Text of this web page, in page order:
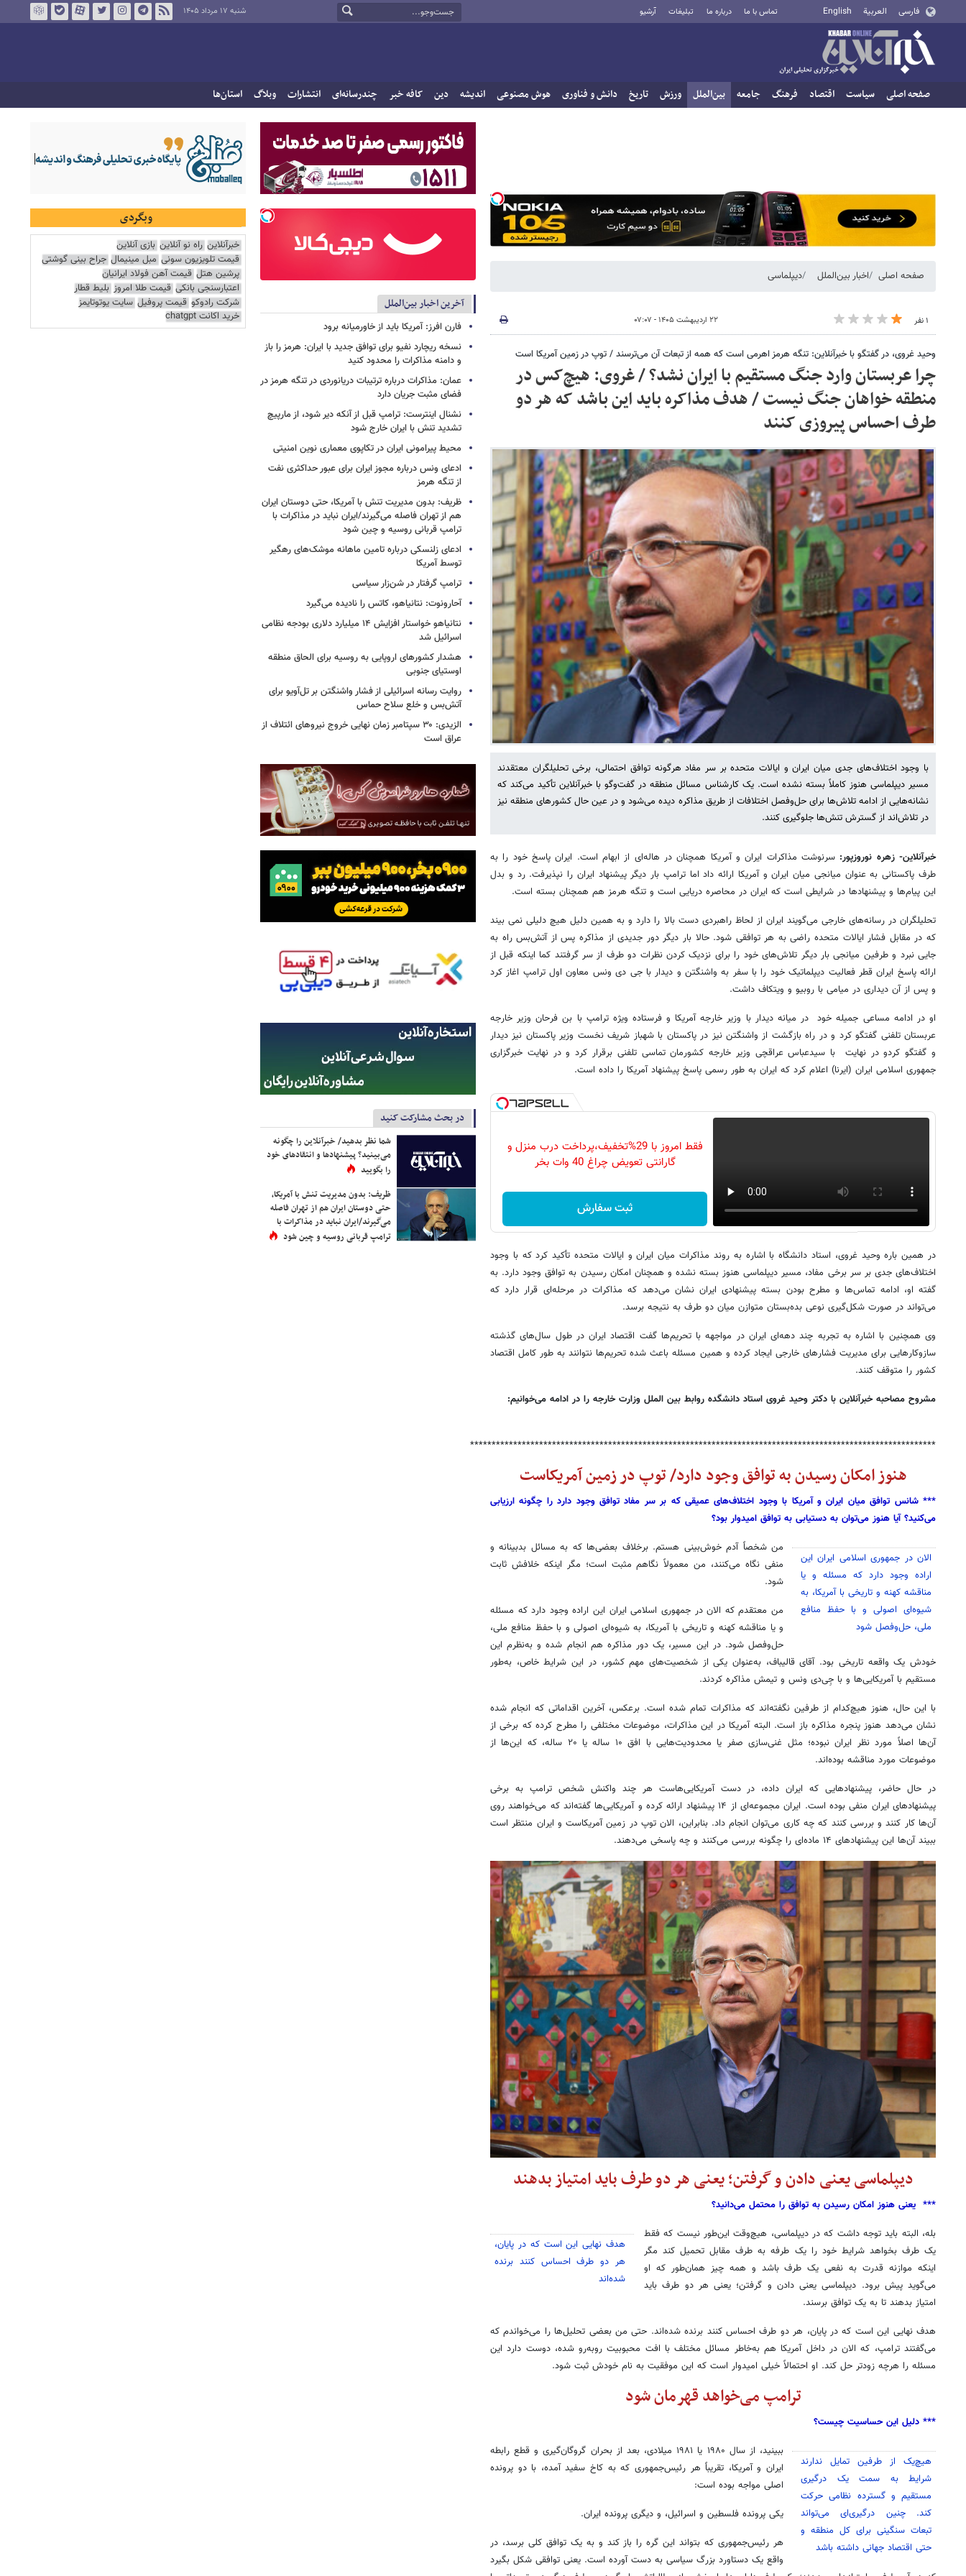
فارسی العربية English تماس با ما درباره ما تبلیغات آرشیو شنبه ۱۷ مرداد ۱۴۰۵
صفحه اصلی سیاست اقتصاد فرهنگ جامعه بین‌الملل ورزش تاریخ دانش و فناوری هوش مصنوعی اندیشه دین کافه خبر چندرسانه‌ای انتشارات وبلاگ استان‌ها
صفحه اصلی اخبار بین‌الملل دیپلماسی
۱ نفر ۲۲ اردیبهشت ۱۴۰۵ - ۰۷:۰۷
وحید غروی، در گفتگو با خبرآنلاین: تنگه هرمز اهرمی است که همه از تبعات آن می‌ترسند / توپ در زمین آمریکا است
چرا عربستان وارد جنگ مستقیم با ایران نشد؟ / غروی: هیچ‌کس در
منطقه خواهان جنگ نیست / هدف مذاکره باید این باشد که هر دو
طرف احساس پیروزی کنند
با وجود اختلاف‌های جدی میان ایران و ایالات متحده بر سر مفاد هرگونه توافق احتمالی، برخی تحلیلگران معتقدند
مسیر دیپلماسی هنوز کاملاً بسته نشده است. یک کارشناس مسائل منطقه در گفت‌وگو با خبرآنلاین تأکید می‌کند که
نشانه‌هایی از ادامه تلاش‌ها برای حل‌وفصل اختلافات از طریق مذاکره دیده می‌شود و در عین حال کشورهای منطقه نیز
در تلاش‌اند از گسترش تنش‌ها جلوگیری کنند.
خبرآنلاین- زهره نوروزپور: سرنوشت مذاکرات ایران و آمریکا همچنان در هاله‌ای از ابهام است. ایران پاسخ خود را به
طرف پاکستانی به عنوان میانجی میان ایران و آمریکا ارائه داد اما ترامپ بار دیگر پیشنهاد ایران را نپذیرفت. رد و بدل
این پیام‌ها و پیشنهادها در شرایطی است که ایران در محاصره دریایی است و تنگه هرمز هم همچنان بسته است.
تحلیلگران در رسانه‌های خارجی می‌گویند ایران از لحاظ راهبردی دست بالا را دارد و به همین دلیل هیچ دلیلی نمی بیند
که در مقابل فشار ایالات متحده راضی به هر توافقی شود. حالا بار دیگر دور جدیدی از مذاکره پس از آتش‌بس راه به
جایی نبرد و طرفین میانجی بار دیگر تلاش‌های خود را برای نزدیک کردن نظرات دو طرف از سر گرفتند کما اینکه قبل از
ارائه پاسخ ایران قطر فعالیت دیپلماتیک خود را با سفر به واشنگتن و دیدار با جی دی ونس معاون اول ترامپ اغاز کرد
و پس از آن دیداری در میامی با روبیو و ویتکاف داشت.
او در ادامه مساعی جمیله خود در میانه دیدار با وزیر خارجه آمریکا و فرستاده ویژه ترامپ با بن فرحان وزیر خارجه
عربستان تلفنی گفتگو کرد و در راه بازگشت از واشنگتن نیز در پاکستان با شهباز شریف نخست وزیر پاکستان نیز دیدار
و گفتگو کردو در نهایت با سیدعباس عراقچی وزیر خارجه کشورمان تماسی تلفنی برقرار کرد و در نهایت خبرگزاری
جمهوری اسلامی ایران (ایرنا) اعلام کرد که ایران به طور رسمی پاسخ پیشنهاد آمریکا را داده است.
فقط امروز با 29%تخفیف،پرداخت درب منزل و
گارانتی تعویض چراغ 40 وات بخر
ثبت سفارش
در همین باره وحید غروی، استاد دانشگاه با اشاره به روند مذاکرات میان ایران و ایالات متحده تأکید کرد که با وجود
اختلاف‌های جدی بر سر برخی مفاد، مسیر دیپلماسی هنوز بسته نشده و همچنان امکان رسیدن به توافق وجود دارد. به
گفته او، ادامه تماس‌ها و مطرح بودن بسته پیشنهادی ایران نشان می‌دهد که مذاکرات در مرحله‌ای قرار دارد که
می‌تواند در صورت شکل‌گیری نوعی بده‌بستان متوازن میان دو طرف به نتیجه برسد.
وی همچنین با اشاره به تجربه چند دهه‌ای ایران در مواجهه با تحریم‌ها گفت اقتصاد ایران در طول سال‌های گذشته
سازوکارهایی برای مدیریت فشارهای خارجی ایجاد کرده و همین مسئله باعث شده تحریم‌ها نتوانند به طور کامل اقتصاد
کشور را متوقف کنند.
مشروح مصاحبه خبرآنلاین با دکتر وحید غروی استاد دانشگده روابط بین الملل وزارت خارجه را در ادامه می‌خوانیم:
************************************************************************************************************
هنوز امکان رسیدن به توافق وجود دارد/ توپ در زمین آمریکاست
*** شانس توافق میان ایران و آمریکا با وجود اختلاف‌های عمیقی که بر سر مفاد توافق وجود دارد را چگونه ارزیابی
می‌کنید؟ آیا هنوز می‌توان به دستیابی به توافق امیدوار بود؟
الان در جمهوری اسلامی ایران این
اراده وجود دارد که مسئله و یا
مناقشه کهنه و تاریخی با آمریکا، به
شیوه‌ای اصولی و با حفظ منافع
ملی، حل‌وفصل شود
من شخصاً آدم خوش‌بینی هستم. برخلاف بعضی‌ها که به مسائل بدبینانه و
منفی نگاه می‌کنند، من معمولاً نگاهم مثبت است؛ مگر اینکه خلافش ثابت
شود.
من معتقدم که الان در جمهوری اسلامی ایران این اراده وجود دارد که مسئله
و یا مناقشه کهنه و تاریخی با آمریکا، به شیوه‌ای اصولی و با حفظ منافع ملی،
حل‌وفصل شود. در این مسیر، یک دور مذاکره هم انجام شده و به‌نظرم این
خودش یک واقعه تاریخی بود. آقای قالیباف، به‌عنوان یکی از شخصیت‌های مهم کشور، در این شرایط خاص، به‌طور
مستقیم با آمریکایی‌ها و با جِی‌دی ونس و تیمش مذاکره کردند.
با این حال، هنوز هیچ‌کدام از طرفین نگفته‌اند که مذاکرات تمام شده است. برعکس، آخرین اقداماتی که انجام شده
نشان می‌دهد هنوز پنجره مذاکره باز است. البته آمریکا در این مذاکرات، موضوعات مختلفی را مطرح کرده که برخی از
آن‌ها اصلاً مورد نظر ایران نبوده؛ مثل غنی‌سازی صفر یا محدودیت‌هایی با افق ۱۰ ساله یا ۲۰ ساله، که این‌ها از
موضوعات مورد مناقشه بوده‌اند.
در حال حاضر، پیشنهادهایی که ایران داده، در دست آمریکایی‌هاست هر چند واکنش شخص ترامپ به برخی
پیشنهادهای ایران منفی بوده است. ایران مجموعه‌ای از ۱۴ پیشنهاد ارائه کرده و آمریکایی‌ها گفته‌اند که می‌خواهند روی
آن‌ها کار کنند و بررسی کنند که چه کاری می‌توان انجام داد. بنابراین، الان توپ در زمین آمریکاست و ایران منتظر است
ببیند آن‌ها این پیشنهادهای ۱۴ ماده‌ای را چگونه بررسی می‌کنند و چه پاسخی می‌دهند.
دیپلماسی یعنی دادن و گرفتن؛ یعنی هر دو طرف باید امتیاز بدهند
*** یعنی هنوز امکان رسیدن به توافق را محتمل می‌دانید؟
هدف نهایی این است که در پایان،
هر دو طرف احساس کنند برنده
شده‌اند
بله، البته باید توجه داشت که در دیپلماسی، هیچ‌وقت این‌طور نیست که فقط
یک طرف بخواهد شرایط خود را یک طرفه به طرف مقابل تحمیل کند مگر
اینکه موازنه قدرت به نفعی یک طرف باشد و همه چیز همان‌طور که او
می‌گوید پیش برود. دیپلماسی یعنی دادن و گرفتن؛ یعنی هر دو طرف باید
امتیاز بدهند تا به یک توافق برسند.
هدف نهایی این است که در پایان، هر دو طرف احساس کنند برنده شده‌اند. حتی من بعضی تحلیل‌ها را می‌خواندم که
می‌گفتند ترامپ، که الان در داخل آمریکا هم به‌خاطر مسائل مختلف با افت محبوبیت روبه‌رو شده، دوست دارد این
مسئله را هرچه زودتر حل کند. او احتمالاً خیلی امیدوار است که این موفقیت به نام خودش ثبت شود.
ترامپ می‌خواهد قهرمان شود
*** دلیل این حساسیت چیست؟
هیچ‌یک از طرفین تمایل ندارند
شرایط به سمت یک درگیری
مستقیم و گسترده نظامی حرکت
کند. چنین درگیری‌ای می‌تواند
تبعات سنگینی برای کل منطقه و
حتی اقتصاد جهانی داشته باشد
ببینید، از سال ۱۹۸۰ یا ۱۹۸۱ میلادی، بعد از بحران گروگان‌گیری و قطع رابطه
ایران و آمریکا، تقریباً هر رئیس‌جمهوری که به کاخ سفید آمده، با دو پرونده
اصلی مواجه بوده است:
یکی پرونده فلسطین و اسرائیل، و دیگری پرونده ایران.
هر رئیس‌جمهوری که بتواند این گره را باز کند و به یک توافق کلی برسد، در
واقع یک دستاورد بزرگ سیاسی به دست آورده است. یعنی توافقی شکل بگیرد
آخرین اخبار بین‌الملل
فارن افرز: آمریکا باید از خاورمیانه برود
نسخه ریچارد نفیو برای توافق جدید با ایران: هرمز را باز
و دامنه مذاکرات را محدود کنید
عمان: مذاکرات درباره ترتیبات دریانوردی در تنگه هرمز در
فضای مثبت جریان دارد
نشنال اینترست: ترامپ قبل از آنکه دیر شود، از مارپیچ
تشدید تنش با ایران خارج شود
محیط پیرامونی ایران در تکاپوی معماری نوین امنیتی
ادعای ونس درباره مجوز ایران برای عبور حداکثری نفت
از تنگه هرمز
ظریف: بدون مدیریت تنش با آمریکا، حتی دوستان ایران
هم از تهران فاصله می‌گیرند/ایران نباید در مذاکرات با
ترامپ قربانی روسیه و چین شود
ادعای زلنسکی درباره تامین ماهانه موشک‌های رهگیر
توسط آمریکا
ترامپ گرفتار در شن‌زار سیاسی
آحارونوت: نتانیاهو، کاتس را نادیده می‌گیرد
نتانیاهو خواستار افزایش ۱۴ میلیارد دلاری بودجه نظامی
اسرائیل شد
هشدار کشورهای اروپایی به روسیه برای الحاق منطقه
اوستیای جنوبی
روایت رسانه اسرائیلی از فشار واشنگتن بر تل‌آویو برای
آتش‌بس و خلع سلاح حماس
الزیدی: ۳۰ سپتامبر زمان نهایی خروج نیروهای ائتلاف از
عراق است
در بحث مشارکت کنید
شما نظر بدهید/ خبرآنلاین را چگونه
می‌بینید؟ پیشنهادها و انتقادهای خود
را بگویید
ظریف: بدون مدیریت تنش با آمریکا،
حتی دوستان ایران هم از تهران فاصله
می‌گیرند/ایران نباید در مذاکرات با
ترامپ قربانی روسیه و چین شود
وبگردی
خبرآنلاین راه نو آنلاین بازی آنلاین
قیمت تلویزیون سونی مبل مینیمال جراح بینی گوشتی
پرشین هتل قیمت آهن فولاد ایرانیان
اعتبارسنجی بانکی قیمت طلا امروز بلیط قطار
شرکت رادوکو قیمت پروفیل سایت یوتوتایمز
خرید اکانت chatgpt